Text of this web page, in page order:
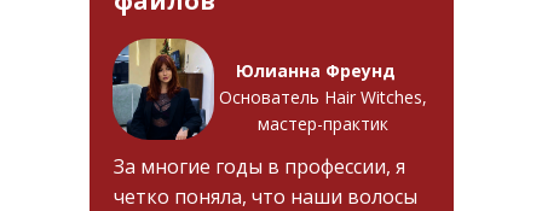
Основатель Hair Witches,
мастер-практик
Юлианна Фреунд
За многие годы в профессии, я
четко поняла, что наши волосы